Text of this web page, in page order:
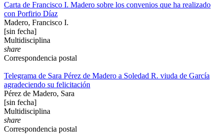
Carta de Francisco I. Madero sobre los convenios que ha realizado
con Porfirio Díaz
Madero, Francisco I.
[sin fecha]
Multidisciplina
share
Correspondencia postal
Telegrama de Sara Pérez de Madero a Soledad R. viuda de García
agradeciendo su felicitación
Pérez de Madero, Sara
[sin fecha]
Multidisciplina
share
Correspondencia postal